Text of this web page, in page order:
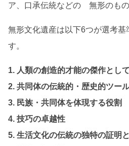
ア、口承伝統などの 無形のもの
無形文化遺産は以下6つが選考
す。
1. 人類の創造的才能の傑作とし
2. 共同体の伝統的・歴史的ツー
3. 民族・共同体を体現する役割
4. 技巧の卓越性
5. 生活文化の伝統の独特の証明